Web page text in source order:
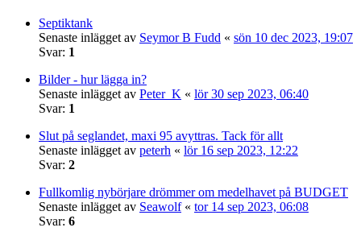
Septiktank
Senaste inlägget av Seymor B Fudd « sön 10 dec 2023, 19:07
Svar: 1
Bilder - hur lägga in?
Senaste inlägget av Peter_K « lör 30 sep 2023, 06:40
Svar: 1
Slut på seglandet, maxi 95 avyttras. Tack för allt
Senaste inlägget av peterh « lör 16 sep 2023, 12:22
Svar: 2
Fullkomlig nybörjare drömmer om medelhavet på BUDGET
Senaste inlägget av Seawolf« tor 14 sep 2023, 06:08
Svar: 6